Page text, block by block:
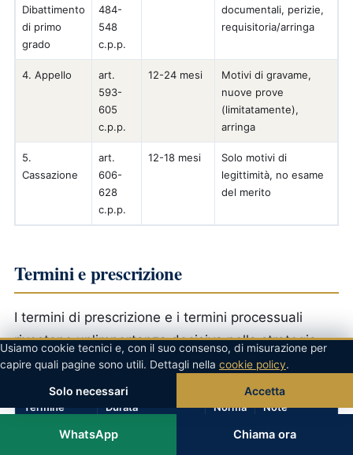
Dibattimento
di primo
grado
484-
548
c.p.p.
documentali, perizie,
requisitoria/arringa
4. Appello
art.
593-
605
c.p.p.
12-24 mesi
Motivi di gravame,
nuove prove
(limitatamente),
arringa
5.
Cassazione
art.
606-
628
c.p.p.
12-18 mesi
Solo motivi di
legittimità, no esame
del merito
Termini e prescrizione
I termini di prescrizione e i termini processuali
rivestono un'importanza decisiva nella strategia
difensiva.
Termine Durata Norma Note
Prescrizione
Pari al massimo
art. 157
Sospensione
WhatsApp Chiama ora
Usiamo cookie tecnici e, con il suo consenso, di misurazione per
capire quali pagine sono utili. Dettagli nella cookie policy.
Solo necessari Accetta